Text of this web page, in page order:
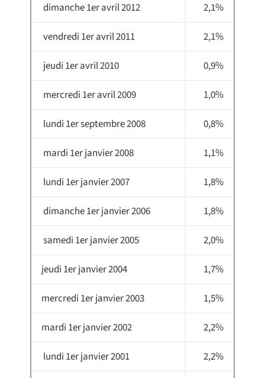
dimanche 1er avril 2012 2,1%
vendredi 1er avril 2011 2,1%
jeudi 1er avril 2010 0,9%
mercredi 1er avril 2009 1,0%
lundi 1er septembre 2008 0,8%
mardi 1er janvier 2008 1,1%
lundi 1er janvier 2007 1,8%
dimanche 1er janvier 2006 1,8%
samedi 1er janvier 2005 2,0%
jeudi 1er janvier 2004 1,7%
mercredi 1er janvier 2003 1,5%
mardi 1er janvier 2002 2,2%
lundi 1er janvier 2001 2,2%